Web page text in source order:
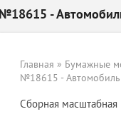
№18615 -
Главная » Бумажные
№18615 - Автомобиль
Сборная масштабная